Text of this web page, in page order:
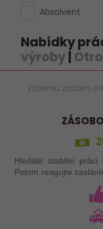
Absolvent
Nabídky
výroby|
Vašemu zadání
Hledáte stabilní práci
Potom reagujte